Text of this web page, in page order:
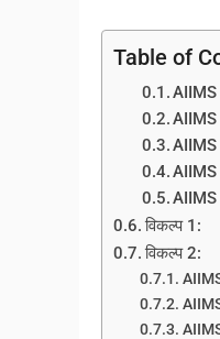
Table of
विकल्प 1:
विकल्प 2: